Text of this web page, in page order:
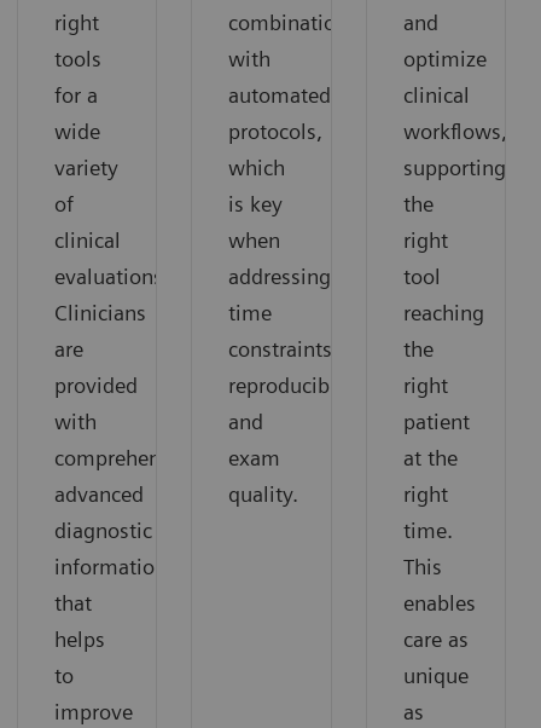
right
tools
for a
wide
variety
of
clinical
evaluations.
Clinicians
are
provided
with
comprehensive
advanced
diagnostic
information
that
helps
to
improve
combination
with
automated
protocols,
which
is key
when
addressing
time
constraints,
reproducibility,
and
exam
quality.
and
optimize
clinical
workflows,
supporting
the
right
tool
reaching
the
right
patient
at the
right
time.
This
enables
care as
unique
as